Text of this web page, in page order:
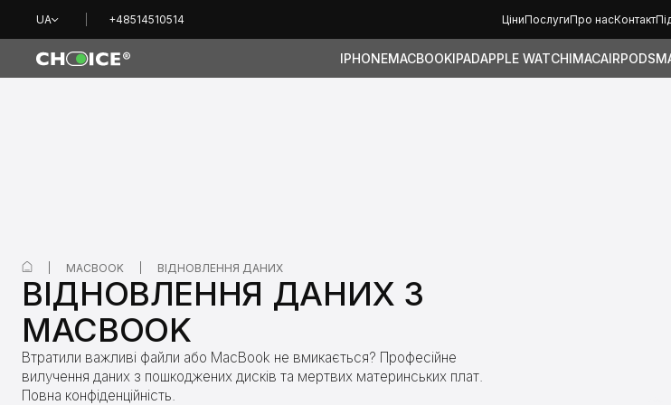
UA +48514510514 ЦіниПослугиПро насКонтакт
IPHONEMACBOOKIPADAPPLE WATCHIMACAIRPODS
MACBOOK ВІДНОВЛЕННЯ ДАНИХ
ВІДНОВЛЕННЯ ДАНИХ З
MACBOOK
Втратили важливі файли або MacBook не вмикається? Професійне
вилучення даних з пошкоджених дисків та мертвих материнських плат.
Повна конфіденційність.